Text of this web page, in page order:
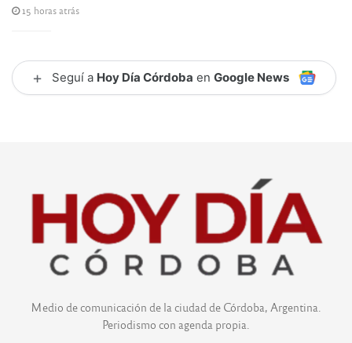
15 horas atrás
+ Seguí a Hoy Día Córdoba en Google News
Medio de comunicación de la ciudad de Córdoba, Argentina.
Periodismo con agenda propia.